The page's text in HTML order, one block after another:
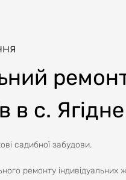
в с. Ягідне
садибної забудови.
ремонту індивідуальних